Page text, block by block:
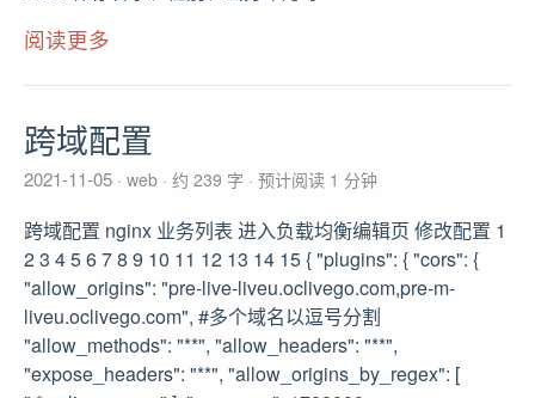
阅读更多
跨域配置
2021-11-05 web 约 239 字 预计阅读 1 分钟
跨域配置 nginx 业务列表 进入负载均衡编辑页 修改配置 1
2 3 4 5 6 7 8 9 10 11 12 13 14 15 { "plugins": { "cors": {
"allow_origins": "pre-live-liveu.oclivego.com,pre-m-
liveu.oclivego.com", #多个域名以逗号分割
"allow_methods": "**", "allow_headers": "**",
"expose_headers": "**", "allow_origins_by_regex": [